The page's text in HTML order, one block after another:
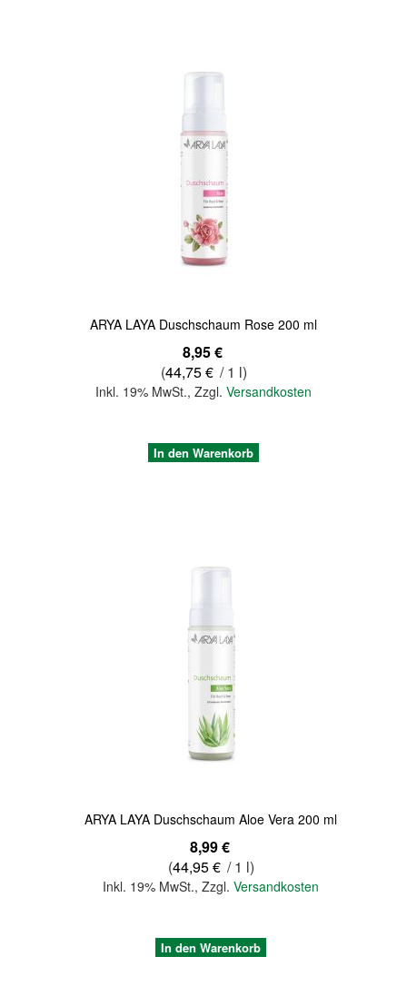
ARYA LAYA Duschschaum Rose 200 ml
8,95 €
(44,75 € / 1 l)
Inkl. 19% MwSt., Zzgl. Versandkosten
In den Warenkorb
ARYA LAYA Duschschaum Aloe Vera 200 ml
8,99 €
(44,95 € / 1 l)
Inkl. 19% MwSt.,Zzgl.Versandkosten
In den Warenkorb